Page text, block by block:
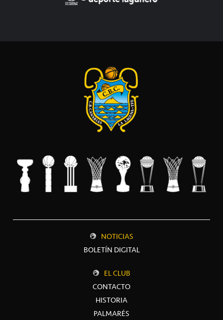
NOTICIAS
BOLETÍN DIGITAL
EL CLUB
CONTACTO
HISTORIA
PALMARÉS